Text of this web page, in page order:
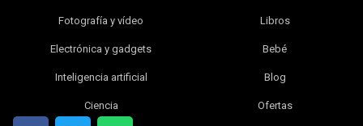
Fotografía y vídeo
Electrónica y gadgets
Inteligencia artificial
Ciencia
Libros
Bebé
Blog
Ofertas